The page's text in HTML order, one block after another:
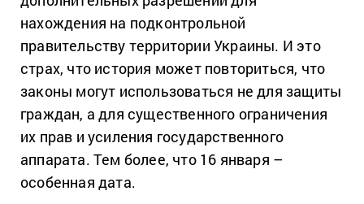
нахождения на подконтрольной
правительству территории Украины. И это
страх, что история может повториться, что
законы могут использоваться не для защиты
граждан, а для существенного ограничения
их прав и усиления государственного
аппарата. Тем более, что 16 января –
особенная дата.